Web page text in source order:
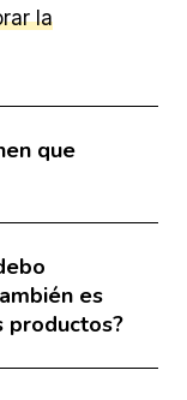
la
que
es
productos?